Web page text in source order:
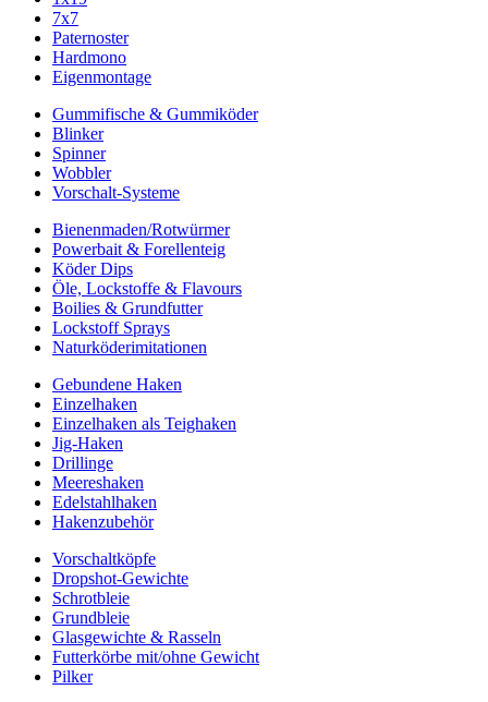
7x7
Paternoster
Hardmono
Eigenmontage
Gummifische & Gummiköder
Blinker
Spinner
Wobbler
Vorschalt-Systeme
Bienenmaden/Rotwürmer
Powerbait & Forellenteig
Köder Dips
Öle, Lockstoffe & Flavours
Boilies & Grundfutter
Lockstoff Sprays
Naturköderimitationen
Gebundene Haken
Einzelhaken
Einzelhaken als Teighaken
Jig-Haken
Drillinge
Meereshaken
Edelstahlhaken
Hakenzubehör
Vorschaltköpfe
Dropshot-Gewichte
Schrotbleie
Grundbleie
Glasgewichte & Rasseln
Futterkörbe mit/ohne Gewicht
Pilker